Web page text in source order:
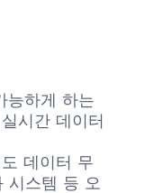
능하게 하는
시간 데이터
데이터 무
시스템 등 오